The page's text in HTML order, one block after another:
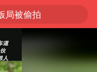
局被偷拍